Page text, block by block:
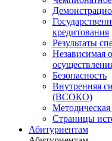
кредитования
Результаты
Независимая
Безопасность
Внутренняя
(ВСОКО)
Методическая
Страницы
Абитуриентам